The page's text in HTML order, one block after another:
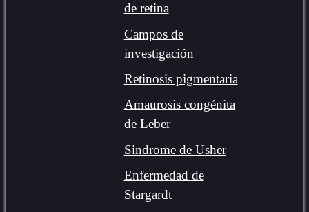
de retina
Campos de
investigación
Retinosis pigmentaria
Amaurosis congénita
de Leber
Sindrome de Usher
Enfermedad de
Stargardt